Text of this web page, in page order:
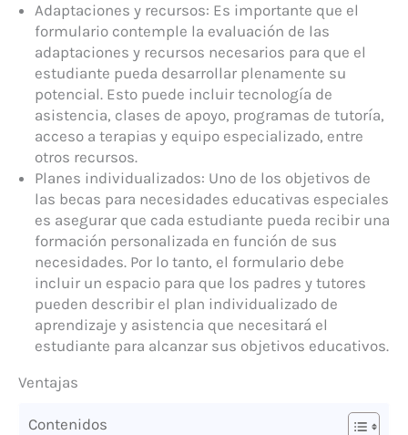
Adaptaciones y recursos: Es importante que el
formulario contemple la evaluación de las
adaptaciones y recursos necesarios para que el
estudiante pueda desarrollar plenamente su
potencial. Esto puede incluir tecnología de
asistencia, clases de apoyo, programas de tutoría,
acceso a terapias y equipo especializado, entre
otros recursos.
Planes individualizados: Uno de los objetivos de
las becas para necesidades educativas especiales
es asegurar que cada estudiante pueda recibir una
formación personalizada en función de sus
necesidades. Por lo tanto, el formulario debe
incluir un espacio para que los padres y tutores
pueden describir el plan individualizado de
aprendizaje y asistencia que necesitará el
estudiante para alcanzar sus objetivos educativos.
Ventajas
Contenidos